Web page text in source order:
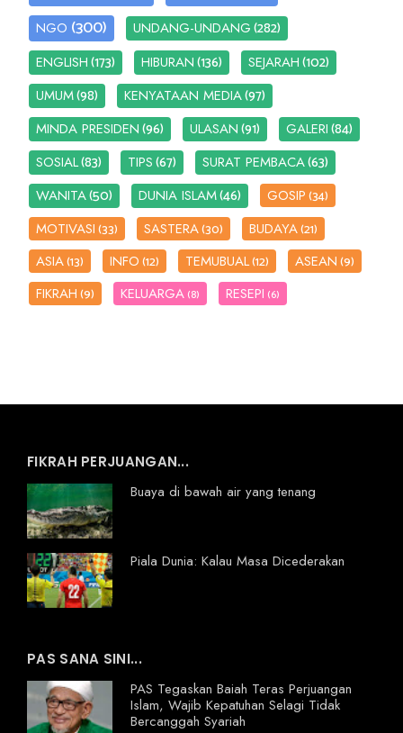
NGO (300) UNDANG-UNDANG(282)
ENGLISH(173) HIBURAN(136) SEJARAH(102)
UMUM(98) KENYATAAN MEDIA(97)
MINDA PRESIDEN(96) ULASAN(91) GALERI(84)
SOSIAL(83) TIPS(67) SURAT PEMBACA(63)
WANITA(50) DUNIA ISLAM(46) GOSIP(34)
MOTIVASI(33) SASTERA(30) BUDAYA(21)
ASIA(13) INFO(12) TEMUBUAL(12) ASEAN(9)
FIKRAH(9) KELUARGA (8) RESEPI (6)
FIKRAH PERJUANGAN...
Buaya di bawah air yang tenang
Piala Dunia: Kalau Masa Dicederakan
PAS SANA SINI...
PAS Tegaskan Baiah Teras Perjuangan
Islam, Wajib Kepatuhan Selagi Tidak
Bercanggah Syariah